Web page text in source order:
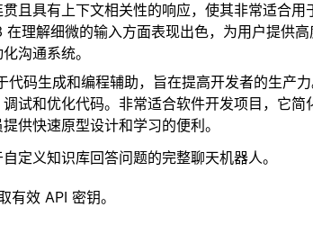
且具有上下文相关性的响应，使其非常适合用
理解细微的输入方面表现出色，为用户提供
沟通系统。
代码生成和编程辅助，旨在提高开发者的生产
试和优化代码。非常适合软件开发项目，它简
供快速原型设计和学习的便利。
定义知识库回答问题的完整聊天机器人。
有效 API 密钥。